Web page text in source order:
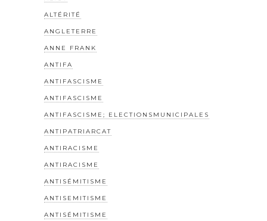
ALTÉRITÉ
ANGLETERRE
ANNE FRANK
ANTIFA
ANTIFASCISME
ANTIFASCISME
ANTIFASCISME; ELECTIONSMUNICIPALES
ANTIPATRIARCAT
ANTIRACISME
ANTIRACISME
ANTISÉMITISME
ANTISEMITISME
ANTISÉMITISME